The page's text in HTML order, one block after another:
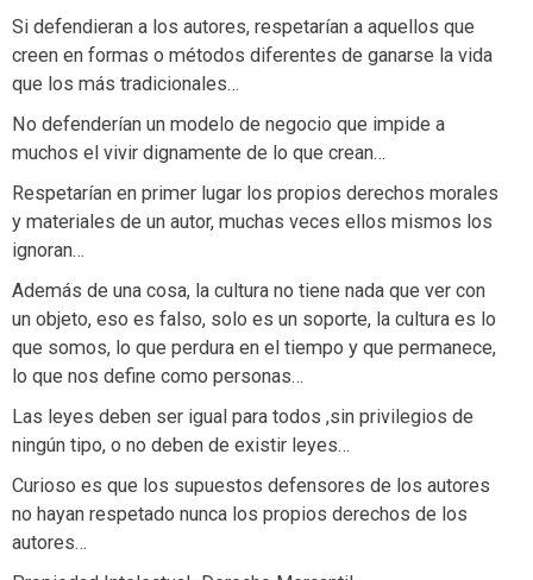
Si defendieran a los autores, respetarían a aquellos que
creen en formas o métodos diferentes de ganarse la vida
que los más tradicionales…
No defenderían un modelo de negocio que impide a
muchos el vivir dignamente de lo que crean…
Respetarían en primer lugar los propios derechos morales
y materiales de un autor, muchas veces ellos mismos los
ignoran…
Además de una cosa, la cultura no tiene nada que ver con
un objeto, eso es falso, solo es un soporte, la cultura es lo
que somos, lo que perdura en el tiempo y que permanece,
lo que nos define como personas…
Las leyes deben ser igual para todos ,sin privilegios de
ningún tipo, o no deben de existir leyes…
Curioso es que los supuestos defensores de los autores
no hayan respetado nunca los propios derechos de los
autores…